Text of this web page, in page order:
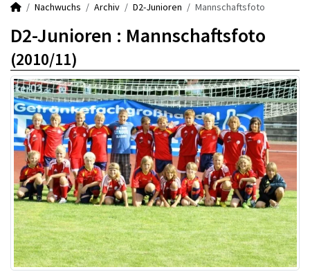
Nachwuchs Archiv D2-Junioren Mannschaftsfoto
D2-Junioren : Mannschaftsfoto
(2010/11)